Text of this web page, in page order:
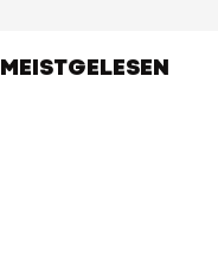
MEISTGELESEN